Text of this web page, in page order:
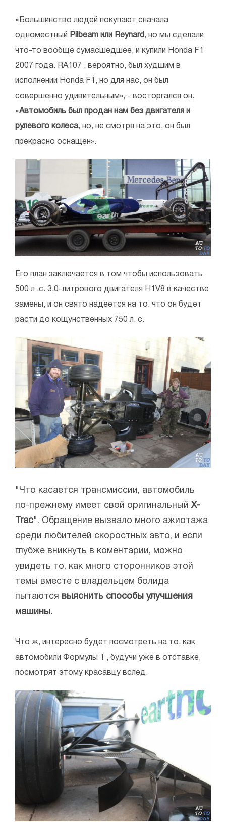
«Большинство людей покупают сначала
одноместный Pilbeam или Reynard , но мы сделали
что-то вообще сумасшедшее, и купили Honda F1
2007 года. RA107 , вероятно, был худшим в
исполнении Honda F1, но для нас, он был
совершенно удивительным», - восторгался он.
«Автомобиль был продан нам без двигателя и
рулевого колеса, но, не смотря на это, он был
прекрасно оснащен».
Его план заключается в том чтобы использовать
500 л .с. 3,0-литрового двигателя H1V8 в качестве
замены, и он свято надеется на то, что он будет
расти до кощунственных 750 л. с.
"Что касается трансмиссии, автомобиль
по-прежнему имеет свой оригинальныйX-
Trac". Обращение вызвало много ажиотажа
среди любителей скоростных авто, и если
глубже вникнуть в коментарии, можно
увидеть то, как много сторонников этой
темы вместе с владельцем болида
пытаются выяснить способы улучшения
машины.
Что ж, интересно будет посмотреть на то, как
автомобили Формулы 1 , будучи уже в отставке,
посмотрят этому красавцу вслед.